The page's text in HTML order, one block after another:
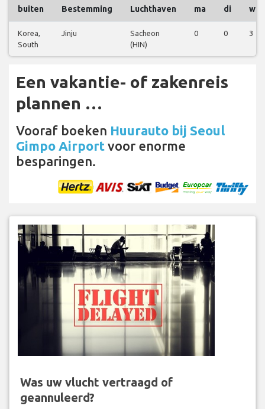
buiten Bestemming Luchthaven ma di wo
Korea,
South
Jinju
Sacheon
(HIN)
0 0 3
Een vakantie- of zakenreis
plannen …
Vooraf boeken Huurauto bij Seoul
Gimpo Airport voor enorme
besparingen.
Was uw vlucht vertraagd of
geannuleerd?